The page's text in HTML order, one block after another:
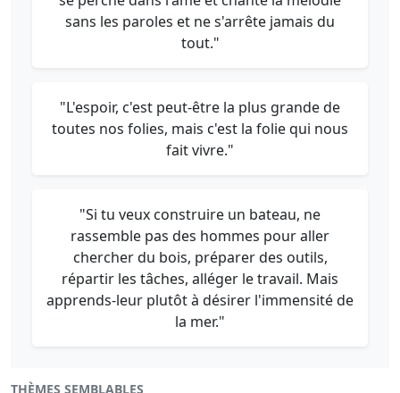
sans les paroles et ne s'arrête jamais du
tout."
"L'espoir, c'est peut-être la plus grande de
toutes nos folies, mais c'est la folie qui nous
fait vivre."
"Si tu veux construire un bateau, ne
rassemble pas des hommes pour aller
chercher du bois, préparer des outils,
répartir les tâches, alléger le travail. Mais
apprends-leur plutôt à désirer l'immensité de
la mer."
THÈMES SEMBLABLES